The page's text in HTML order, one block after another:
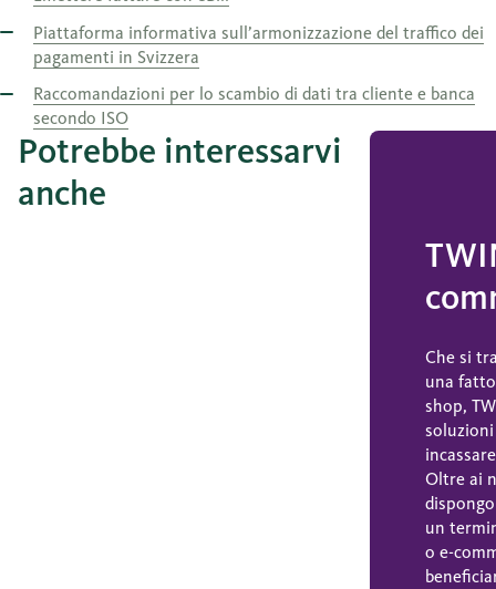
Piattaforma informativa sull’armonizzazione del traffico dei
pagamenti in Svizzera
Raccomandazioni per lo scambio di dati tra cliente e banca
secondo ISO
Potrebbe interessarvi
anche
Che si
una
shop,
Oltre ai
un
o e-